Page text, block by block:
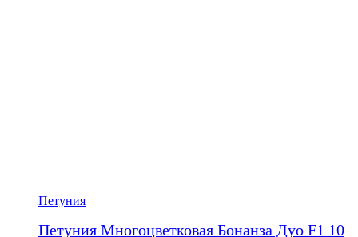
Петуния
Петуния Многоцветковая Бонанза Дуо F1 10